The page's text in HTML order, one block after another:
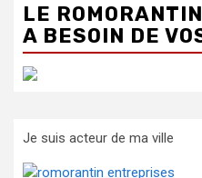
LE
A BESOIN DE
Je suis acteur de ma ville